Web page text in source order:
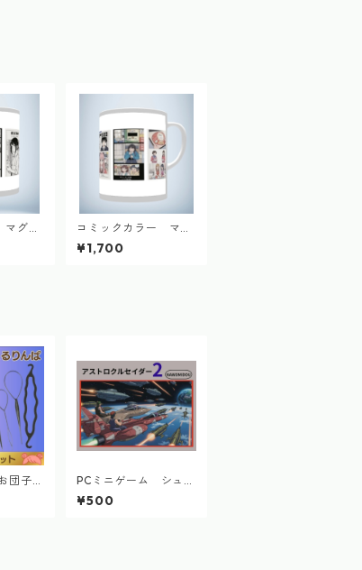
グカ
コミックカラー マグ
カップ
¥1,700
団子
ーカー
ック
PCミニゲーム シュー
ティング アストロク
ルセイダー2
¥500